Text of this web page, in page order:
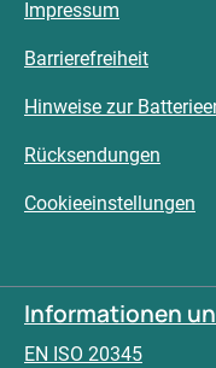
Impressum
Barrierefreiheit
Hinweise zur
Rücksendungen
Cookieeinstellungen
Informationen
EN ISO 20345